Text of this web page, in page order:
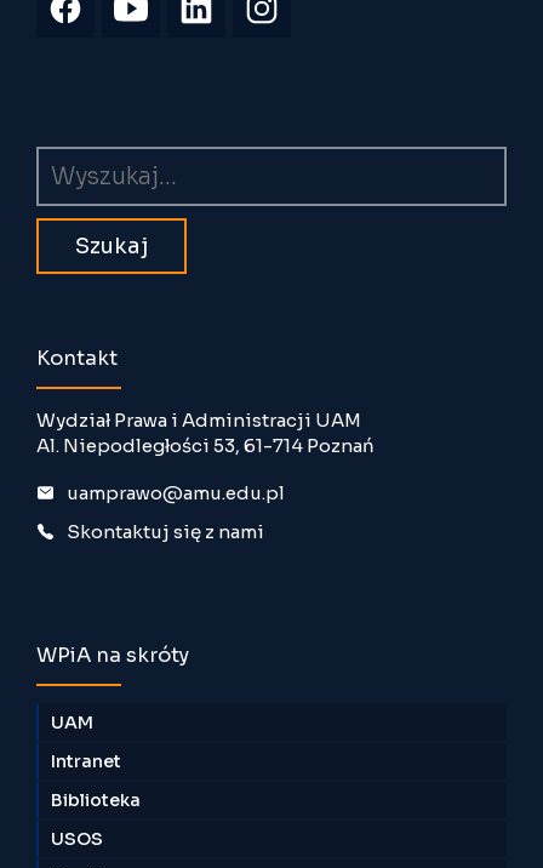
Kontakt
Wydział Prawa i Administracji UAM
Al. Niepodległości 53, 61-714 Poznań
uamprawo@amu.edu.pl
Skontaktuj się z nami
WPiA na skróty
UAM
Intranet
Biblioteka
USOS